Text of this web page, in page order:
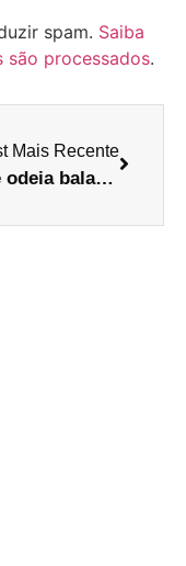
spam. Saiba
são processados.
Mais Recente
Kaique odeia baladeiros